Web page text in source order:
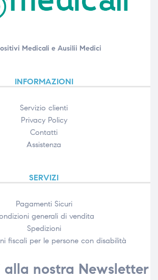
Medicali e Ausilii Medici
INFORMAZIONI
Servizio clienti
Privacy Policy
Contatti
Assistenza
SERVIZI
Pagamenti Sicuri
generali di vendita
Spedizioni
fiscali per le persone con disabilità​
alla nostra Newsletter